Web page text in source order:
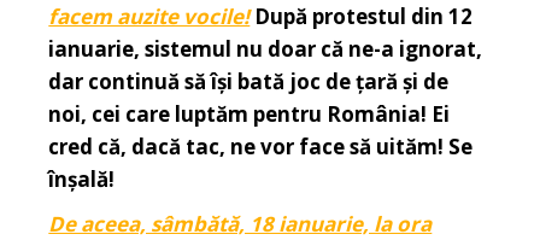
facem auzite vocile!După protestul din 12
ianuarie, sistemul nu doar că ne-a ignorat,
dar continuă să își bată joc de țară și de
noi, cei care luptăm pentru România! Ei
cred că, dacă tac, ne vor face să uităm! Se
înșală!
De aceea, sâmbătă, 18 ianuarie, la ora